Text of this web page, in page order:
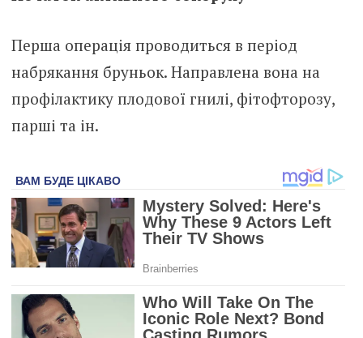
Перша операція проводиться в період
набрякання бруньок. Направлена вона на
профілактику плодової гнилі, фітофторозу,
парші та ін.